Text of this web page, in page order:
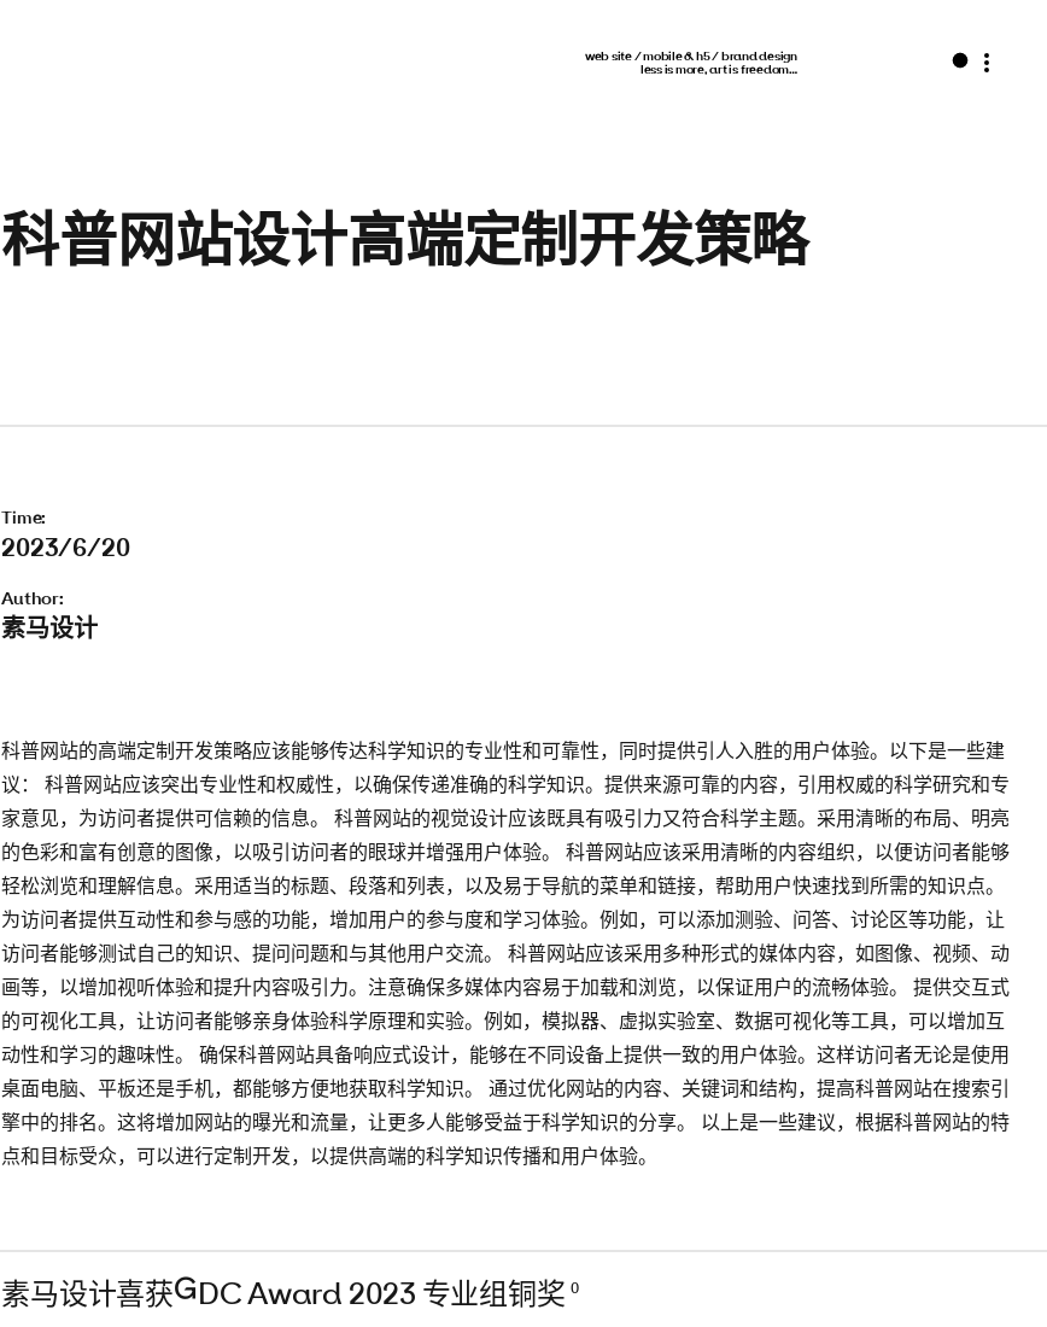
web site / mobile & h5 / brand design
less is more, art is freedom…
科普网站设计高端定制开发策略
Time:
2023/6/20
Author:
素马设计
科普网站的高端定制开发策略应该能够传达科学知识的专业性和可靠性，同时提供引人入胜的用户体验。以下是一些建
议： 科普网站应该突出专业性和权威性，以确保传递准确的科学知识。提供来源可靠的内容，引用权威的科学研究和专
家意见，为访问者提供可信赖的信息。 科普网站的视觉设计应该既具有吸引力又符合科学主题。采用清晰的布局、明亮
的色彩和富有创意的图像，以吸引访问者的眼球并增强用户体验。 科普网站应该采用清晰的内容组织，以便访问者能够
轻松浏览和理解信息。采用适当的标题、段落和列表，以及易于导航的菜单和链接，帮助用户快速找到所需的知识点。
为访问者提供互动性和参与感的功能，增加用户的参与度和学习体验。例如，可以添加测验、问答、讨论区等功能，让
访问者能够测试自己的知识、提问问题和与其他用户交流。 科普网站应该采用多种形式的媒体内容，如图像、视频、动
画等，以增加视听体验和提升内容吸引力。注意确保多媒体内容易于加载和浏览，以保证用户的流畅体验。 提供交互式
的可视化工具，让访问者能够亲身体验科学原理和实验。例如，模拟器、虚拟实验室、数据可视化等工具，可以增加互
动性和学习的趣味性。 确保科普网站具备响应式设计，能够在不同设备上提供一致的用户体验。这样访问者无论是使用
桌面电脑、平板还是手机，都能够方便地获取科学知识。 通过优化网站的内容、关键词和结构，提高科普网站在搜索引
擎中的排名。这将增加网站的曝光和流量，让更多人能够受益于科学知识的分享。 以上是一些建议，根据科普网站的特
点和目标受众，可以进行定制开发，以提供高端的科学知识传播和用户体验。
素马设计喜获GDC Award 2023 专业组铜奖 0